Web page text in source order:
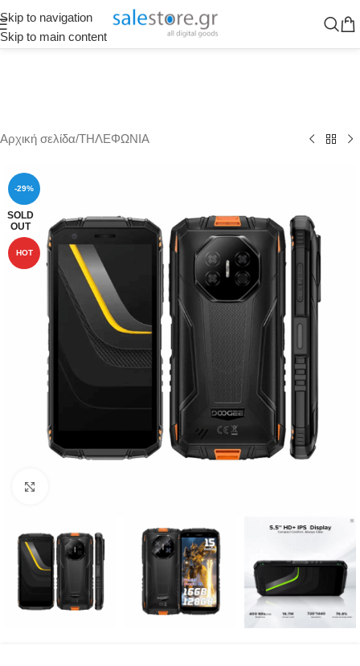
Skip to navigation
Skip to main content
Αρχική σελίδα/ΤΗΛΕΦΩΝΙΑ
-29%
SOLD
OUT
HOT